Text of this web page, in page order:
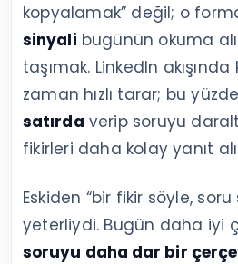
kopyalamak” değil; o
sinyali bugünün okuma
taşımak. LinkedIn
zaman hızlı tarar; bu
satırda verip soruyu
fikirleri daha kolay yanıt
Eskiden “bir fikir söyle,
yeterliydi. Bugün daha iyi
soruyu daha dar bir